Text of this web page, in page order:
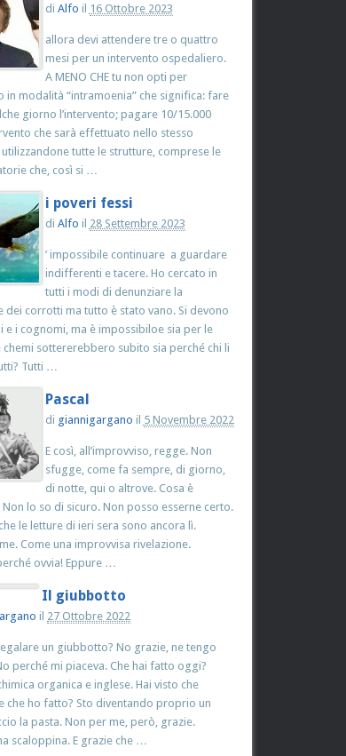
di Alfo il 16 Ottobre 2023
allora devi attendere tre o quattro
mesi per un intervento ospedaliero.
A MENO CHE tu non opti per
in modalità “intramoenia” che significa: fare
giorno l’intervento; pagare 10/15.000
che sarà effettuato nello stesso
tutte le strutture, comprese le
che, così si …
i poveri fessi
di Alfo il 28 Settembre 2023
’ impossibile continuare a guardare
indifferenti e tacere. Ho cercato in
tutti i modi di denunziare la
dei corrotti ma tutto è stato vano. Si devono
e i cognomi, ma è impossibiloe sia per le
chemi sottererebbero subito sia perché chi li
Tutti …
Pascal
di giannigargano il 5 Novembre 2022
E così, all’improvviso, regge. Non
sfugge, come fa sempre, di giorno,
di notte, qui o altrove. Cosa è
Non lo so di sicuro. Non posso esserne certo.
le letture di ieri sera sono ancora lì.
Come una improvvisa rivelazione.
ovvia! Eppure …
Il giubbotto
il 27 Ottobre 2022
un giubbotto? No grazie, ne tengo
perché mi piaceva. Che hai fatto oggi?
organica e inglese. Hai visto che
che ho fatto? Sto diventando proprio un
la pasta. Non per me, però, grazie.
scaloppina. E grazie che …